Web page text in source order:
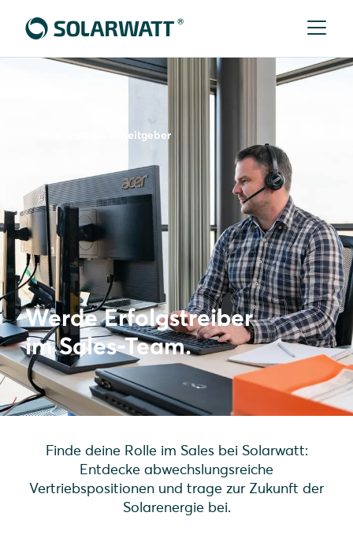
Solarwatt als Arbeitgeber
Werde Erfolgstreiber
im Sales-Team.
Finde deine Rolle im Sales bei Solarwatt:
Entdecke abwechslungsreiche
Vertriebspositionen und trage zur Zukunft der
Solarenergie bei.